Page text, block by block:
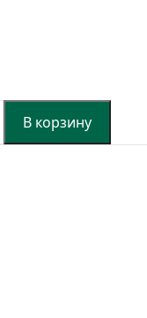
В корзину